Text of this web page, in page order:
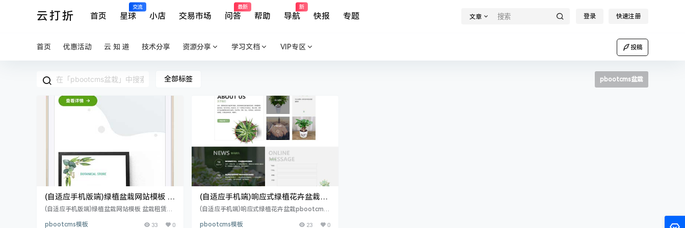
云打折 首页 星球
交流
小店 交易市场 问答
最新
帮助 导航
新
快报 专题 文章 登录 快速注册
首页 优惠活动 云 知 道 技术分享 资源分享 学习文档 VIP专区 投稿
全部标签 pbootcms盆栽
(自适应手机版端)绿植盆栽网站模板 盆
栽租赁网站源码下载
(自适应手机版端)绿植盆栽网站模板 盆栽租赁网
该模板适用于绿植盆栽网站等企业，当然其他行
pbootcms模板 33 0
(自适应手机端)响应式绿植花卉盆栽
pbootcms网站模板 办公室盆栽租赁网
(自适应手机端)响应式绿植花卉盆栽pbootcms
MS内核开发的网站模板，该模板适用于办公室
pbootcms模板 23 0